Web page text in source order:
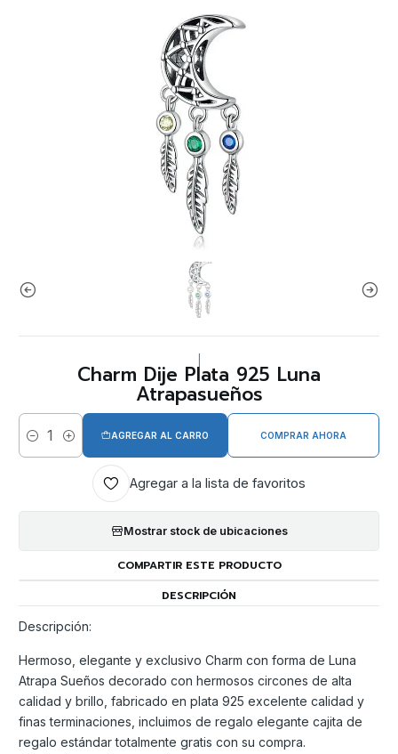
Charm Dije Plata 925 Luna
Atrapasueños
Cantidad
AGREGAR AL CARRO COMPRAR AHORA
Agregar a la lista de favoritos
Mostrar stock de ubicaciones
COMPARTIR ESTE PRODUCTO
DESCRIPCIÓN
Descripción:
Hermoso, elegante y exclusivo Charm con forma de Luna
Atrapa Sueños decorado con hermosos circones de alta
calidad y brillo, fabricado en plata 925 excelente calidad y
finas terminaciones, incluimos de regalo elegante cajita de
regalo estándar totalmente gratis con su compra.